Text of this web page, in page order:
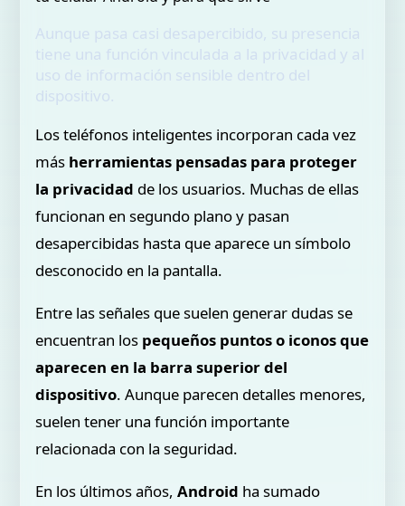
Aunque pasa casi desapercibido, su presencia
tiene una función vinculada a la privacidad y al
uso de información sensible dentro del
dispositivo.
Los teléfonos inteligentes incorporan cada vez
más herramientas pensadas para proteger
la privacidad de los usuarios. Muchas de ellas
funcionan en segundo plano y pasan
desapercibidas hasta que aparece un símbolo
desconocido en la pantalla.
Entre las señales que suelen generar dudas se
encuentran los pequeños puntos o iconos que
aparecen en la barra superior del
dispositivo. Aunque parecen detalles menores,
suelen tener una función importante
relacionada con la seguridad.
En los últimos años,Android ha sumado